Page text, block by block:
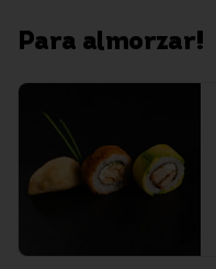
Para almorzar!